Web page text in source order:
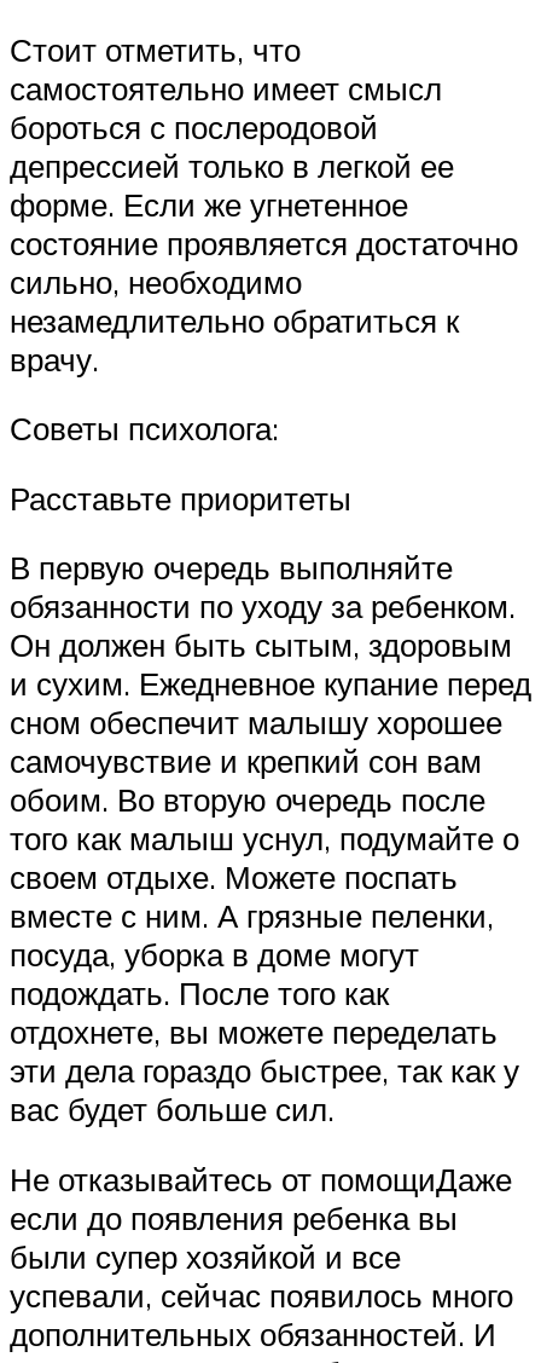
Стоит отметить, что
самостоятельно имеет смысл
бороться с послеродовой
депрессией только в легкой ее
форме. Если же угнетенное
состояние проявляется достаточно
сильно, необходимо
незамедлительно обратиться к
врачу.
Советы психолога:
Расставьте приоритеты
В первую очередь выполняйте
обязанности по уходу за ребенком.
Он должен быть сытым, здоровым
и сухим. Ежедневное купание перед
сном обеспечит малышу хорошее
самочувствие и крепкий сон вам
обоим. Во вторую очередь после
того как малыш уснул, подумайте о
своем отдыхе. Можете поспать
вместе с ним. А грязные пеленки,
посуда, уборка в доме могут
подождать. После того как
отдохнете, вы можете переделать
эти дела гораздо быстрее, так как у
вас будет больше сил.
Не отказывайтесь от помощиДаже
если до появления ребенка вы
были супер хозяйкой и все
успевали, сейчас появилось много
дополнительных обязанностей. И